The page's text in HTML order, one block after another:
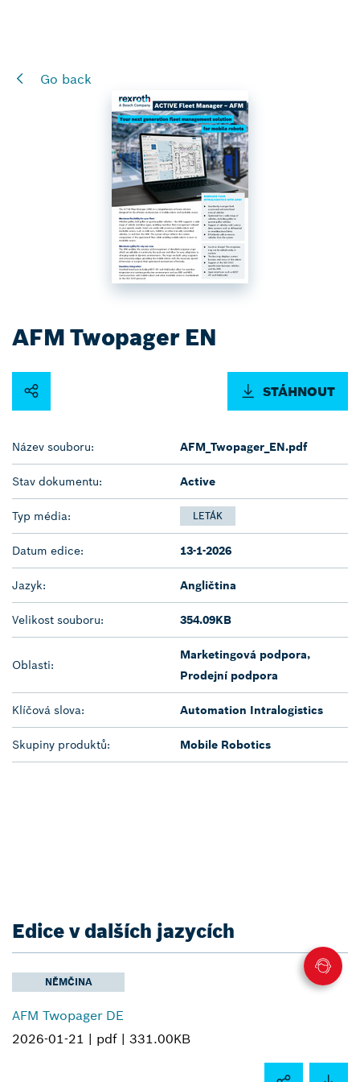
Go back
AFM Twopager EN
STÁHNOUT
Název souboru: AFM_Twopager_EN.pdf
Stav dokumentu: Active
Typ média: LETÁK
Datum edice: 13-1-2026
Jazyk: Angličtina
Velikost souboru: 354.09KB
Oblasti:
Marketingová podpora,
Prodejní podpora
Klíčová slova: Automation Intralogistics
Skupiny produktů: Mobile Robotics
Edice v dalších jazycích
NĚMČINA
AFM Twopager DE
2026-01-21 | pdf | 331.00KB